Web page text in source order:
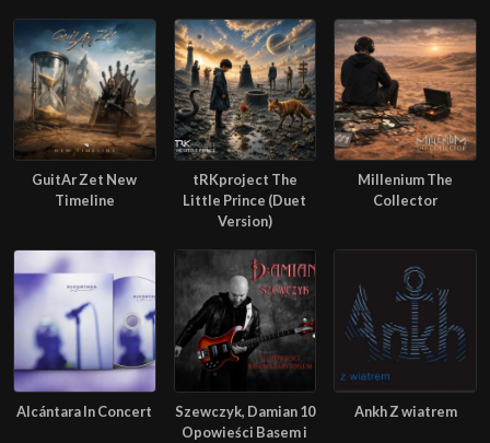
GuitAr Zet New
Timeline
tRKproject The
Little Prince (Duet
Version)
Millenium The
Collector
Alcántara In Concert
Szewczyk, Damian 10
Opowieści Basem i
Ankh Z wiatrem